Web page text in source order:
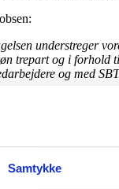
Samtykke
understreger
trepart og i forhold
og med
i SBTi
i SBTi. Vi ser